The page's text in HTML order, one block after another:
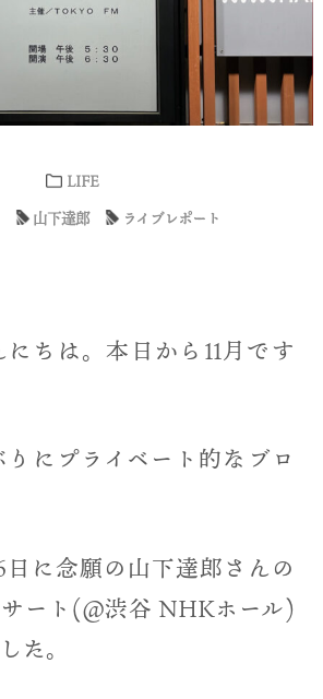
LIFE
山下達郎 ライブレポート
ちは。本日から11月です
にプライベート的なブロ
日に念願の山下達郎さんの
ート(@渋谷 NHKホール)
た。